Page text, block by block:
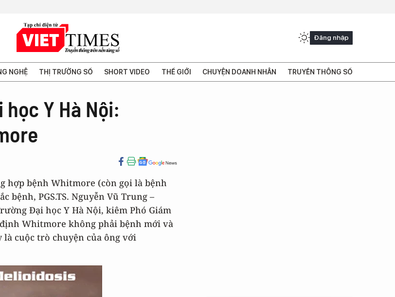
Đăng nhập
NGHỆ THỊ TRƯỜNG SỐ SHORT VIDEO THẾ GIỚI CHUYỆN DOANH NHÂN TRUYỀN THÔNG SỐ
Y Hà Nội:
hợp bệnh Whitmore (còn gọi là bệnh
PGS.TS. Nguyễn Vũ Trung –
Đại học Y Hà Nội, kiêm Phó Giám
Whitmore không phải bệnh mới và
là cuộc trò chuyện của ông với